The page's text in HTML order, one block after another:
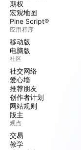
期权
宏观地图
Pine Script®
应用程序
移动版
电脑版
社区
社交网络
爱心墙
推荐朋友
创作者计划
网站规则
版主
观点
交易
教学